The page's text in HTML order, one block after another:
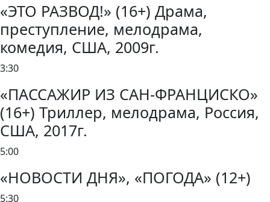
«ЭТО РАЗВОД!» (16+) Драма,
преступление, мелодрама,
комедия, США, 2009г.
3:30
«ПАССАЖИР ИЗ САН-ФРАНЦИСКО»
(16+) Триллер, мелодрама, Россия,
США, 2017г.
5:00
«НОВОСТИ ДНЯ», «ПОГОДА» (12+)
5:30